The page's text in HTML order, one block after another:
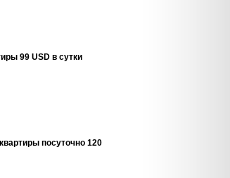
99 USD в сутки
посуточно 120